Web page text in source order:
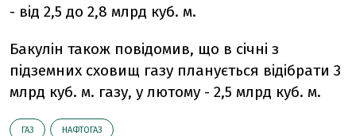
- вiд 2,5 до 2,8 млрд куб. м.
Бакулiн також повiдомив, що в сiчнi з
пiдземних сховищ газу планується вiдiбрати 3
млрд куб. м. газу, у лютому - 2,5 млрд куб. м.
ГАЗ НАФТОГАЗ